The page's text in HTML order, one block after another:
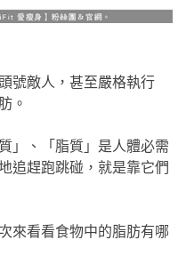
號敵人，甚至嚴格執行
。
」、「脂質」是人體必需
追趕跑跳碰，就是靠它們
來看看食物中的脂肪有哪